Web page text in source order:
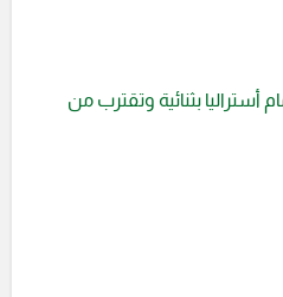
بثنائية وتقترب من